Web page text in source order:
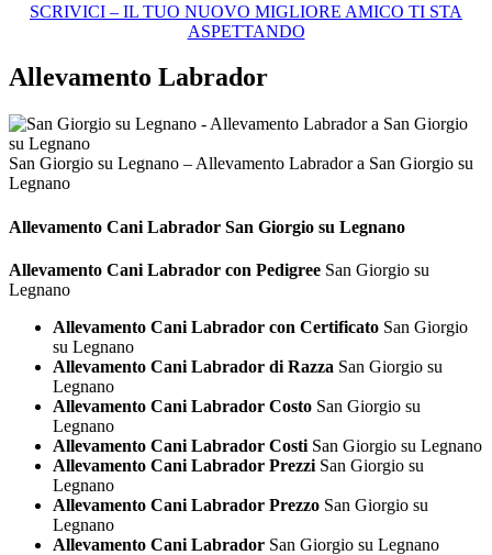
SCRIVICI – IL TUO NUOVO MIGLIORE AMICO TI STA
ASPETTANDO
Allevamento Labrador
San Giorgio su Legnano – Allevamento Labrador a San Giorgio su
Legnano
Allevamento Cani Labrador San Giorgio su Legnano
Allevamento Cani Labrador con Pedigree San Giorgio su
Legnano
Allevamento Cani Labrador con Certificato San Giorgio
su Legnano
Allevamento Cani Labrador di Razza San Giorgio su
Legnano
Allevamento Cani Labrador Costo San Giorgio su
Legnano
Allevamento Cani Labrador Costi San Giorgio su Legnano
Allevamento Cani Labrador Prezzi San Giorgio su
Legnano
Allevamento Cani Labrador Prezzo San Giorgio su
Legnano
Allevamento Cani Labrador San Giorgio su Legnano